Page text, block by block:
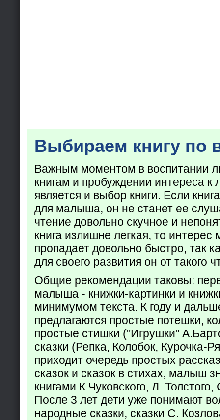
Выбираем книгу по
Важным моментом в воспитании
книгам и пробуждении интереса к
является и выбор книги. Если
для малыша, он не станет ее
чтение довольно скучное и
книга излишне легкая, то
пропадает довольно быстро, так
для своего развития он от такого
Общие рекомендации таковы:
малыша - книжки-картинки и
минимумом текста. К году и
предлагаются простые потешки,
простые стишки ("Игрушки"
сказки (Репка, Колобок, Курочка-
приходит очередь простых
сказок и сказок в стихах, малыш
книгами К.Чуковского, Л.
После 3 лет дети уже понимают
народные сказки, сказки С.